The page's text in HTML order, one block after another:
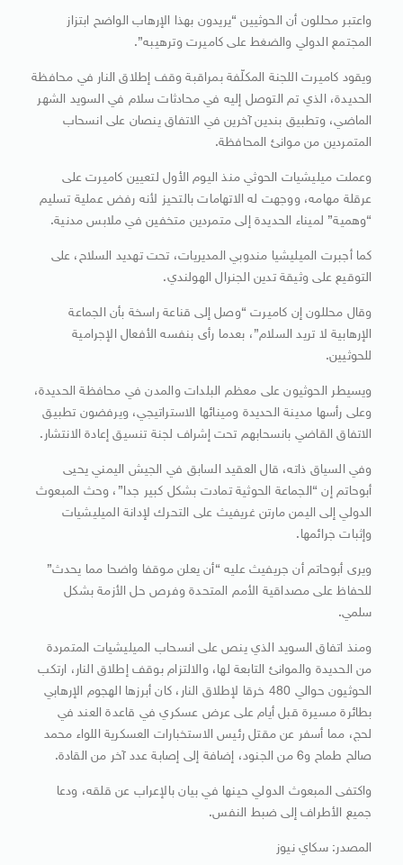
واعتبر محللون أن الحوثيين “يريدون بهذا الإرهاب الواضح ابتزاز
المجتمع الدولي والضغط على كاميرت وترهيبه”.
ويقود كاميرت اللجنة المكلّفة بمراقبة وقف إطلاق النار في محافظة
الحديدة، الذي تم التوصل إليه في محادثات سلام في السويد الشهر
الماضي، وتطبيق بندين آخرين في الاتفاق ينصان على انسحاب
المتمردين من موانئ المحافظة.
وعملت ميليشيات الحوثي منذ اليوم الأول لتعيين كاميرت على
عرقلة مهامه، ووجهت له الاتهامات بالتحيز لأنه رفض عملية تسليم
“وهمية” لميناء الحديدة إلى متمردين متخفين في ملابس مدنية.
كما أجبرت الميليشيا مندوبي المديريات، تحت تهديد السلاح، على
التوقيع على وثيقة تدين الجنرال الهولندي.
وقال محللون إن كاميرت “وصل إلى قناعة راسخة بأن الجماعة
الإرهابية لا تريد السلام”، بعدما رأى بنفسه الأفعال الإجرامية
للحوثيين.
ويسيطر الحوثيون على معظم البلدات والمدن في محافظة الحديدة،
وعلى رأسها مدينة الحديدة ومينائها الاستراتيجي، ويرفضون تطبيق
الاتفاق القاضي بانسحابهم تحت إشراف لجنة تنسيق إعادة الانتشار.
وفي السياق ذاته، قال العقيد السابق في الجيش اليمني يحيى
أبوحاتم إن “الجماعة الحوثية تمادت بشكل كبير جدا”، وحث المبعوث
الدولي إلى اليمن مارتن غريفيث على التحرك لإدانة الميليشيات
وإثبات جرائمها.
ويرى أبوحاتم أن جريفيث عليه “أن يعلن موقفا واضحا مما يحدث”
للحفاظ على مصداقية الأمم المتحدة وفرص حل الأزمة بشكل
سلمي.
ومنذ اتفاق السويد الذي ينص على انسحاب الميليشيات المتمردة
من الحديدة والموانئ التابعة لها، والالتزام بوقف إطلاق النار، ارتكب
الحوثيون حوالي 480 خرقا لإطلاق النار، كان أبرزها الهجوم الإرهابي
بطائرة مسيرة قبل أيام على عرض عسكري في قاعدة العند في
لحج، مما أسفر عن مقتل رئيس الاستخبارات العسكرية اللواء محمد
صالح طماح و6 من الجنود، إضافة إلى إصابة عدد آخر من القادة.
واكتفى المبعوث الدولي حينها في بيان بالإعراب عن قلقه، ودعا
جميع الأطراف إلى ضبط النفس.
المصدر: سكاي نيوز